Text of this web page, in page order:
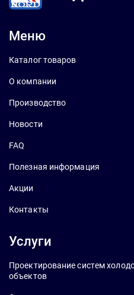
Меню
Каталог товаров
О компании
Производство
Новости
FAQ
Полезная информация
Акции
Контакты
Услуги
Проектирование систем
объектов